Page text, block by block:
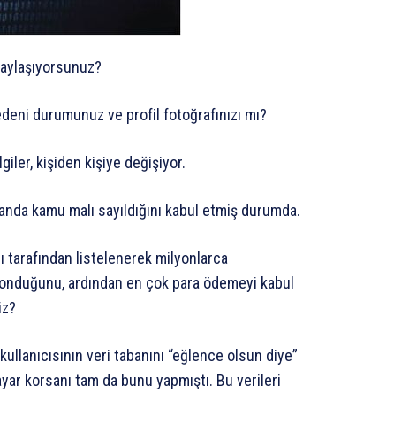
durumunuz ve profil fotoğrafınızı mı?
kişiden kişiye değişiyor.
kamu malı sayıldığını kabul etmiş durumda.
tarafından listelenerek milyonlarca
ardından en çok para ödemeyi kabul
veri tabanını “eğlence olsun diye”
korsanı tam da bunu yapmıştı. Bu verileri